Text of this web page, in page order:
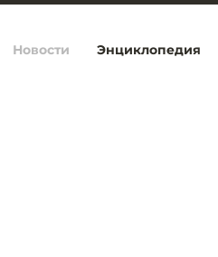
Новости Энциклопедия